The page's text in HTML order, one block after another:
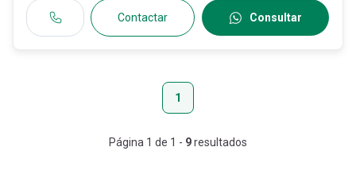
Contactar Consultar
1
Página 1 de 1 - 9resultados